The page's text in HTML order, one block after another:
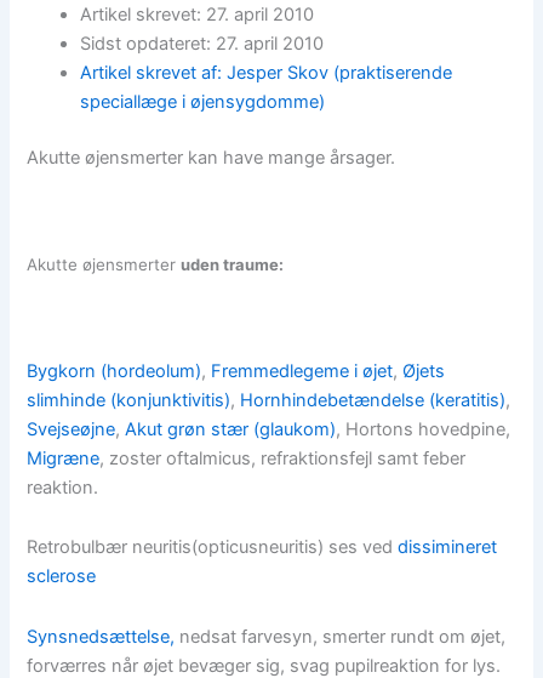
Artikel skrevet: 27. april 2010
Sidst opdateret: 27. april 2010
Artikel skrevet af: Jesper Skov (praktiserende
speciallæge i øjensygdomme)
Akutte øjensmerter kan have mange årsager.
Akutte øjensmerteruden traume:
Bygkorn (hordeolum), Fremmedlegeme i øjet,Øjets
slimhinde (konjunktivitis), Hornhindebetændelse (keratitis),
Svejseøjne,Akut grøn stær (glaukom), Hortons hovedpine,
Migræne, zoster oftalmicus, refraktionsfejl samt feber
reaktion.
Retrobulbær neuritis(opticusneuritis) ses veddissimineret
sclerose
Synsnedsættelse, nedsat farvesyn, smerter rundt om øjet,
forværres når øjet bevæger sig, svag pupilreaktion for lys.